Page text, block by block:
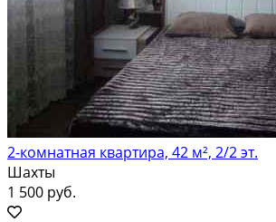
2-комнатная квартира, 42 м², 2/2 эт.
Шахты
1 500 руб.